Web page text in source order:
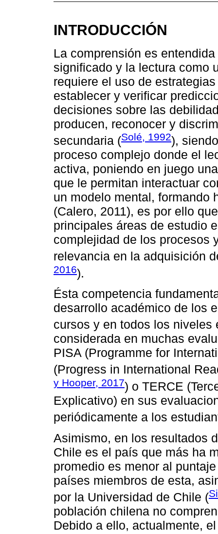
INTRODUCCIÓN
La comprensión es
significado y la lectura como
requiere el uso de
establecer y verificar
decisiones sobre las
producen, reconocer y
secundaria (Solé, 1992),
proceso complejo donde el
activa, poniendo en juego
que le permitan interactuar
un modelo mental, formando
(Calero, 2011), es por ello
principales áreas de estudio
complejidad de los procesos
relevancia en la adquisición
2016).
Ésta competencia
desarrollo académico de los
cursos y en todos los niveles
considerada en muchas
PISA (Programme for
(Progress in International
y Hooper, 2017) o TERCE
Explicativo) en sus
periódicamente a los
Asimismo, en los resultados
Chile es el país que más ha
promedio es menor al
países miembros de esta,
por la Universidad de Chile (
población chilena no
Debido a ello, actualmente,